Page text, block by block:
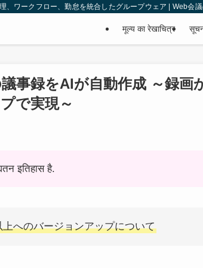
、ワークフロー、勤怠を統合したグループウェア | Web会
मूल्य का रेखाचित्र
事録をAIが自動作成 ～録画
で実現～
इतिहास है.
上へのバージョンアップについて